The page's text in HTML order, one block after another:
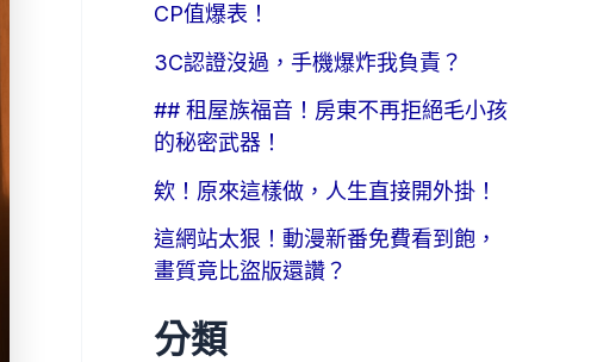
CP值爆表！
3C認證沒過，手機爆炸我負責？
## 租屋族福音！房東不再拒絕毛小孩
的秘密武器！
欸！原來這樣做，人生直接開外掛！
這網站太狠！動漫新番免費看到飽，
畫質竟比盜版還讚？
分類